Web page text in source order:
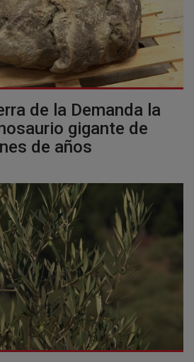
de la Demanda la
gigante de
de años